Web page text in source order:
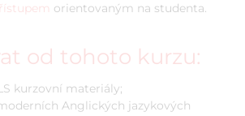
orientovaným na studenta.
od tohoto kurzu:
kurzovní materiály;
Anglických jazykových